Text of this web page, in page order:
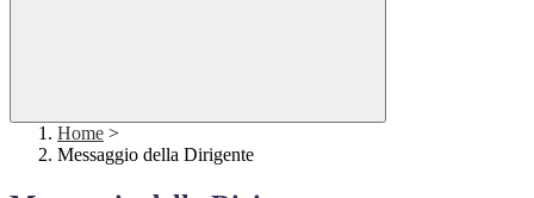
Home >
Messaggio della Dirigente